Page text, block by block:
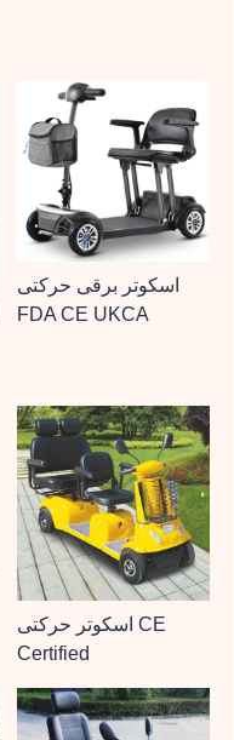
اسکوتر برقی حرکتی
FDA CE UKCA
اسکوتر حرکتی CE
Certified